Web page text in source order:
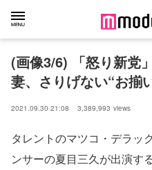
(画像3/6) 「怒り新党
妻、さりげない“お揃
2021.09.30 21:08 3,389,993 views
タレントのマツコ・デラッ
ンサーの夏目三久が出演す